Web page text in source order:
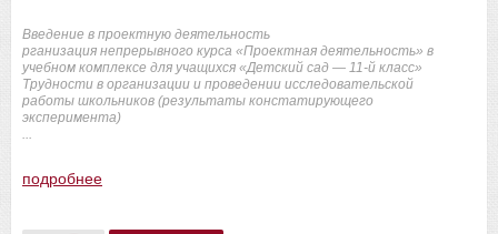
Введение в проектную деятельность
рганизация непрерывного курса «Проектная деятельность» в
учебном комплексе для учащихся «Детский сад — 11-й класс»
Трудности в организации и проведении исследовательской
работы школьников (результаты констатирующего
эксперимента)
подробнее